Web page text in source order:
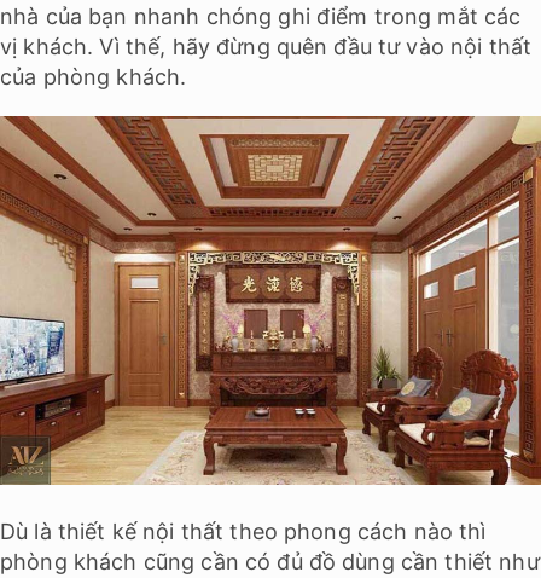
nhà của bạn nhanh chóng ghi điểm trong mắt các
vị khách. Vì thế, hãy đừng quên đầu tư vào nội thất
của phòng khách.
Dù là thiết kế nội thất theo phong cách nào thì
phòng khách cũng cần có đủ đồ dùng cần thiết như